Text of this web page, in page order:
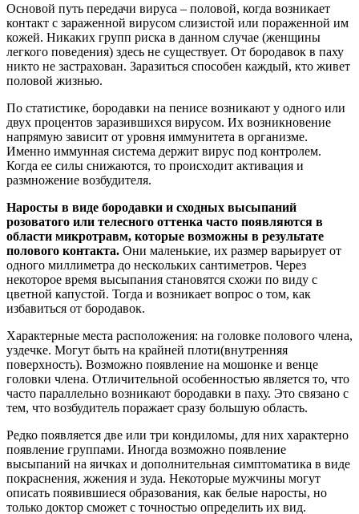
Основой путь передачи вируса – половой, когда возникает
контакт с зараженной вирусом слизистой или пораженной им
кожей. Никаких групп риска в данном случае (женщины
легкого поведения) здесь не существует. От бородавок в паху
никто не застрахован. Заразиться способен каждый, кто живет
половой жизнью.
По статистике, бородавки на пенисе возникают у одного или
двух процентов заразившихся вирусом. Их возникновение
напрямую зависит от уровня иммунитета в организме.
Именно иммунная система держит вирус под контролем.
Когда ее силы снижаются, то происходит активация и
размножение возбудителя.
Наросты в виде бородавки и сходных высыпаний
розоватого или телесного оттенка часто появляются в
области микротравм, которые возможны в результате
полового контакта. Они маленькие, их размер варьирует от
одного миллиметра до нескольких сантиметров. Через
некоторое время высыпания становятся схожи по виду с
цветной капустой. Тогда и возникает вопрос о том, как
избавиться от бородавок.
Характерные места расположения: на головке полового члена,
уздечке. Могут быть на крайней плоти(внутренняя
поверхность). Возможно появление на мошонке и венце
головки члена. Отличительной особенностью является то, что
часто параллельно возникают бородавки в паху. Это связано с
тем, что возбудитель поражает сразу большую область.
Редко появляется две или три кондиломы, для них характерно
появление группами. Иногда возможно появление
высыпаний на яичках и дополнительная симптоматика в виде
покраснения, жжения и зуда. Некоторые мужчины могут
описать появившиеся образования, как белые наросты, но
только доктор сможет с точностью определить их вид.